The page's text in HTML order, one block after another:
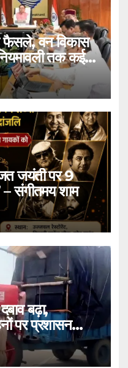
फैसले, वन विकास
तक कई
जयंती पर 9
संगीतमय शाम
बढ़ा,
पर प्रशासन